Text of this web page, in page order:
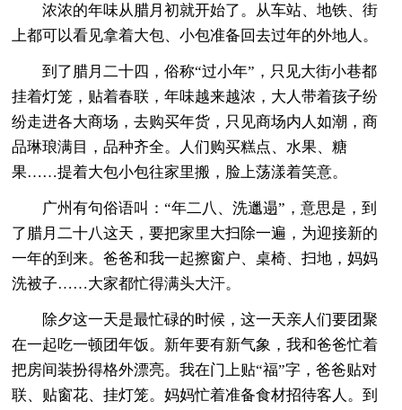
浓浓的年味从腊月初就开始了。从车站、地铁、街
上都可以看见拿着大包、小包准备回去过年的外地人。
到了腊月二十四，俗称“过小年”，只见大街小巷都
挂着灯笼，贴着春联，年味越来越浓，大人带着孩子纷
纷走进各大商场，去购买年货，只见商场内人如潮，商
品琳琅满目，品种齐全。人们购买糕点、水果、糖
果……提着大包小包往家里搬，脸上荡漾着笑意。
广州有句俗语叫：“年二八、洗邋遢”，意思是，到
了腊月二十八这天，要把家里大扫除一遍，为迎接新的
一年的到来。爸爸和我一起擦窗户、桌椅、扫地，妈妈
洗被子……大家都忙得满头大汗。
除夕这一天是最忙碌的时候，这一天亲人们要团聚
在一起吃一顿团年饭。新年要有新气象，我和爸爸忙着
把房间装扮得格外漂亮。我在门上贴“福”字，爸爸贴对
联、贴窗花、挂灯笼。妈妈忙着准备食材招待客人。到